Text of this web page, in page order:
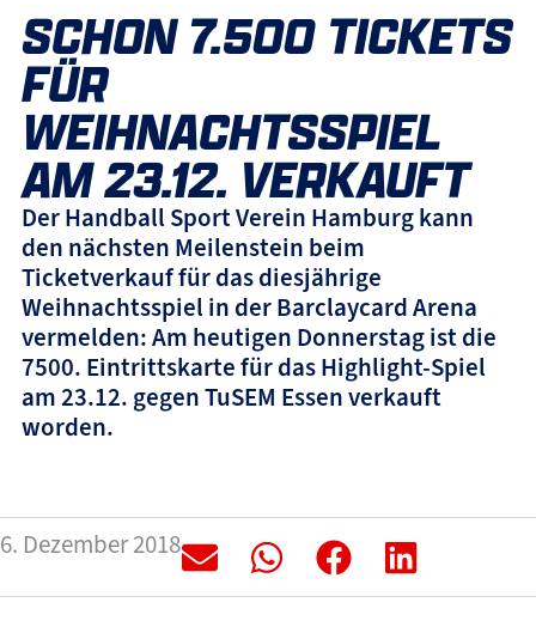
SCHON 7.500 TICKETS
FÜR
WEIHNACHTSSPIEL
AM 23.12. VERKAUFT
Der Handball Sport Verein Hamburg kann
den nächsten Meilenstein beim
Ticketverkauf für das diesjährige
Weihnachtsspiel in der Barclaycard Arena
vermelden: Am heutigen Donnerstag ist die
7500. Eintrittskarte für das Highlight-Spiel
am 23.12. gegen TuSEM Essen verkauft
worden.
6. Dezember 2018